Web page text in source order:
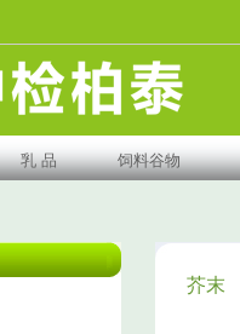
乳 品 饲料谷物
芥末